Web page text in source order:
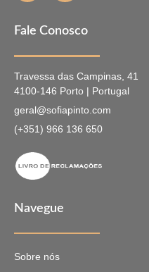
Fale Conosco
Travessa das Campinas, 41
4100-146 Porto | Portugal
geral@sofiapinto.com
(+351) 966 136 650
Navegue
Sobre nós